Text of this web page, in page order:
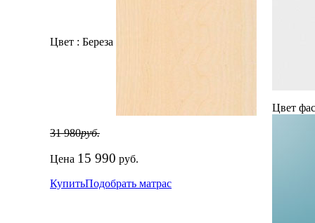
Цвет : Береза
31 980руб.
Цена 15 990 руб.
КупитьПодобрать матрас
Цвет